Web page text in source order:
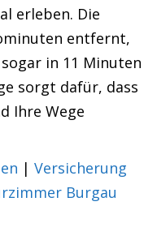
erleben. Die
entfernt,
in 11 Minuten
sorgt dafür, dass
Ihre Wege
| Versicherung
Burgau